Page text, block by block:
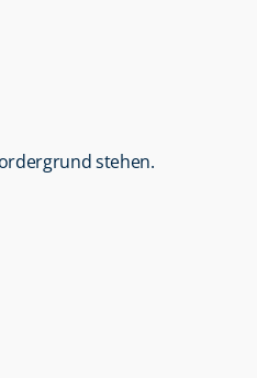
stehen.